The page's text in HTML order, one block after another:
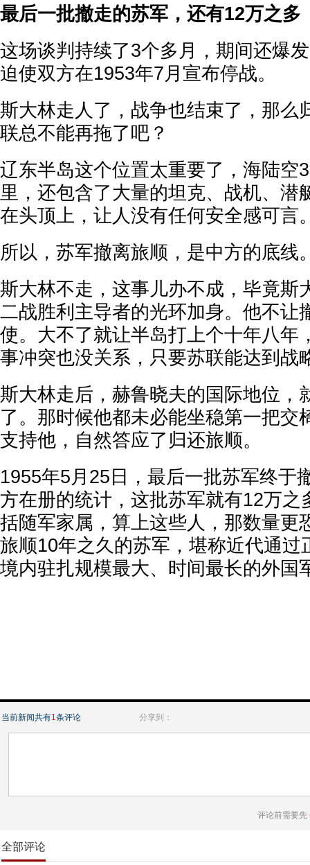
最后一批撤走的苏军，还有12万之多
这场谈判持续了3个多月，期间还爆
迫使双方在1953年7月宣布停战。
斯大林走人了，战争也结束了，那么
联总不能再拖了吧？
辽东半岛这个位置太重要了，海陆空
里，还包含了大量的坦克、战机、潜
在头顶上，让人没有任何安全感可言
所以，苏军撤离旅顺，是中方的底线
斯大林不走，这事儿办不成，毕竟斯
二战胜利主导者的光环加身。他不让
使。大不了就让半岛打上个十年八年
事冲突也没关系，只要苏联能达到战
斯大林走后，赫鲁晓夫的国际地位，
了。那时候他都未必能坐稳第一把交
支持他，自然答应了归还旅顺。
1955年5月25日，最后一批苏军终于
方在册的统计，这批苏军就有12万之
括随军家属，算上这些人，那数量更
旅顺10年之久的苏军，堪称近代通过
境内驻扎规模最大、时间最长的外国
当前新闻共有1条评论 分享到：
评论前需要先
全部评论